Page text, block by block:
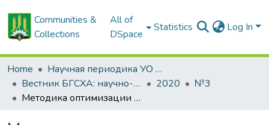
Communities &
Collections
All of
DSpace
Statistics Log In
Home
Научная периодика УО БГСХА
Вестник БГСХА: научно-методический журнал Белорусской государственной сельскохозяйственной академии
2020
№3
Методика оптимизации структуры и размеров агропроизводственных кластеров административных районов Беларуси